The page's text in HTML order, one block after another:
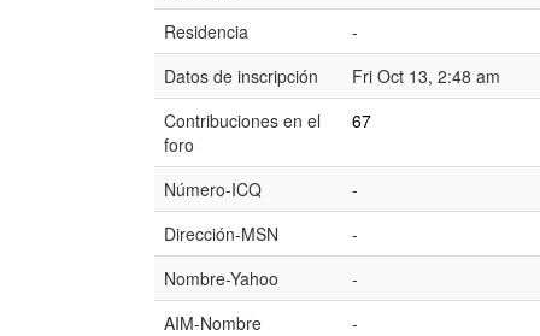
Residencia
-
Datos de inscripción
Fri Oct 13, 2:48 am
Contribuciones en el
foro
67
Número-ICQ
-
Dirección-MSN
-
Nombre-Yahoo
-
AIM-Nombre
-